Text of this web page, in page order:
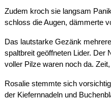
Zudem kroch sie langsam
schloss die Augen, dämmerte
Das lautstarke Gezänk
spaltbreit geöffneten Lider. Der
voller Pilze waren noch da.
Rosalie stemmte sich
der Kiefernnadeln und